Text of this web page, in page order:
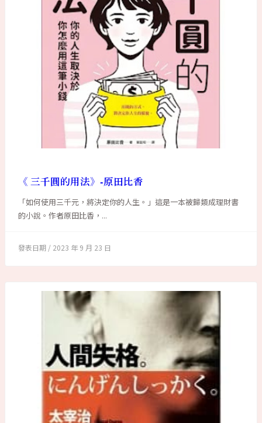
《 三千圓的用法》-原田比香
「如何使用三千元，將決定你的人生。」這是一本被歸類成理財書
的小說。作者原田比香，...
2023 年 9 月 23 日